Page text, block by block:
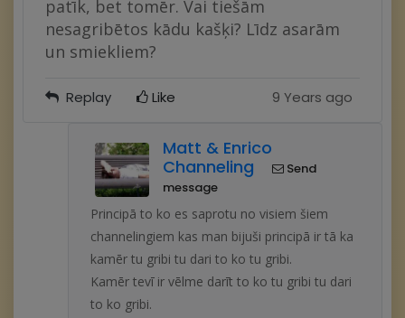
patīk, bet tomēr. Vai tiešām
nesagribētos kādu kašķi? Līdz asarām
un smiekliem?
Replay Like 9 Years ago
Matt & Enrico
Channeling
Send
message
Principā to ko es saprotu no visiem šiem
channelingiem kas man bijuši principā ir tā ka
kamēr tu gribi tu dari to ko tu gribi.
Kamēr tevī ir vēlme darīt to ko tu gribi tu dari
to ko gribi.